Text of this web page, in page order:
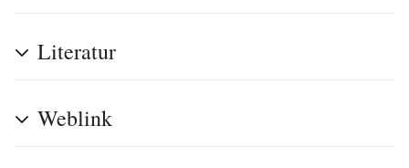
Literatur
Weblink